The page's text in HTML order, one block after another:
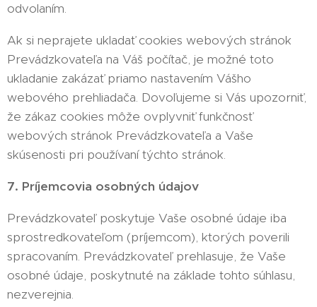
odvolaním.
Ak si neprajete ukladať cookies webových stránok
Prevádzkovateľa na Váš počítač, je možné toto
ukladanie zakázať priamo nastavením Vášho
webového prehliadača. Dovoľujeme si Vás upozorniť,
že zákaz cookies môže ovplyvniť funkčnosť
webových stránok Prevádzkovateľa a Vaše
skúsenosti pri používaní týchto stránok.
7. Príjemcovia osobných údajov
Prevádzkovateľ poskytuje Vaše osobné údaje iba
sprostredkovateľom (príjemcom), ktorých poverili
spracovaním. Prevádzkovateľ prehlasuje, že Vaše
osobné údaje, poskytnuté na základe tohto súhlasu,
nezverejnia.